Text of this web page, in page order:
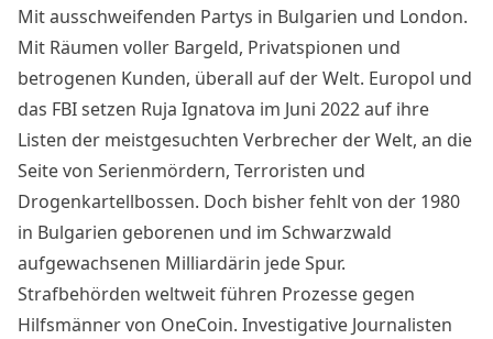
Mit ausschweifenden Partys in Bulgarien und London.
Mit Räumen voller Bargeld, Privatspionen und
betrogenen Kunden, überall auf der Welt. Europol und
das FBI setzen Ruja Ignatova im Juni 2022 auf ihre
Listen der meistgesuchten Verbrecher der Welt, an die
Seite von Serienmördern, Terroristen und
Drogenkartellbossen. Doch bisher fehlt von der 1980
in Bulgarien geborenen und im Schwarzwald
aufgewachsenen Milliardärin jede Spur.
Strafbehörden weltweit führen Prozesse gegen
Hilfsmänner von OneCoin. Investigative Journalisten